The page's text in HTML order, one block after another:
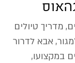
מדריך טיולים
אבא לדרור
במקצועו,